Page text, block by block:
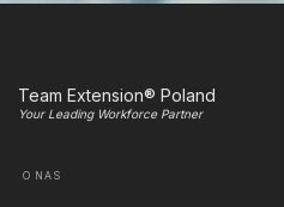
Team Extension® Poland
Your Leading Workforce Partner
O NAS